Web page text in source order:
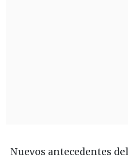
Nuevos antecedentes del